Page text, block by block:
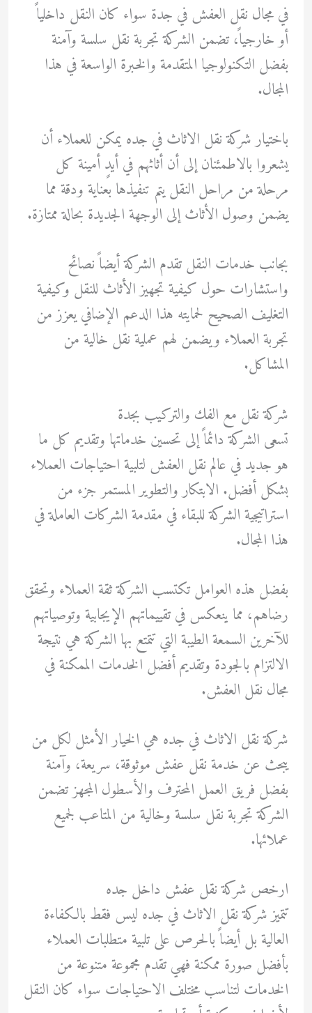
في مجال نقل العفش في جدة سواء كان النقل داخلياً
أو خارجياً، تضمن الشركة تجربة نقل سلسة وآمنة
بفضل التكنولوجيا المتقدمة والخبرة الواسعة في هذا
المجال.
باختيار شركة نقل الاثاث في جده يمكن للعملاء أن
يشعروا بالاطمئنان إلى أن أثاثهم في أيدٍ أمينة كل
مرحلة من مراحل النقل يتم تنفيذها بعناية ودقة مما
يضمن وصول الأثاث إلى الوجهة الجديدة بحالة ممتازة.
بجانب خدمات النقل تقدم الشركة أيضاً نصائح
واستشارات حول كيفية تجهيز الأثاث للنقل وكيفية
التغليف الصحيح لحمايته هذا الدعم الإضافي يعزز من
تجربة العملاء ويضمن لهم عملية نقل خالية من
المشاكل.
شركة نقل مع الفك والتركيب بجدة
تسعى الشركة دائماً إلى تحسين خدماتها وتقديم كل ما
هو جديد في عالم نقل العفش لتلبية احتياجات العملاء
بشكل أفضل. الابتكار والتطوير المستمر جزء من
استراتيجية الشركة للبقاء في مقدمة الشركات العاملة في
هذا المجال.
بفضل هذه العوامل تكتسب الشركة ثقة العملاء وتحقق
رضاهم، مما ينعكس في تقييماتهم الإيجابية وتوصياتهم
للآخرين السمعة الطيبة التي تتمتع بها الشركة هي نتيجة
الالتزام بالجودة وتقديم أفضل الخدمات الممكنة في
مجال نقل العفش.
شركة نقل الاثاث في جده هي الخيار الأمثل لكل من
يبحث عن خدمة نقل عفش موثوقة، سريعة، وآمنة
بفضل فريق العمل المحترف والأسطول المجهز تضمن
الشركة تجربة نقل سلسة وخالية من المتاعب لجميع
عملائها.
ارخص شركة نقل عفش داخل جده
تتميز شركة نقل الاثاث في جده ليس فقط بالكفاءة
العالية بل أيضاً بالحرص على تلبية متطلبات العملاء
بأفضل صورة ممكنة فهي تقدم مجموعة متنوعة من
الخدمات لتناسب مختلف الاحتياجات سواء كان النقل